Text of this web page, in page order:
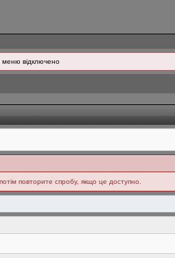
меню відключено
повторите спробу, якщо це доступно.